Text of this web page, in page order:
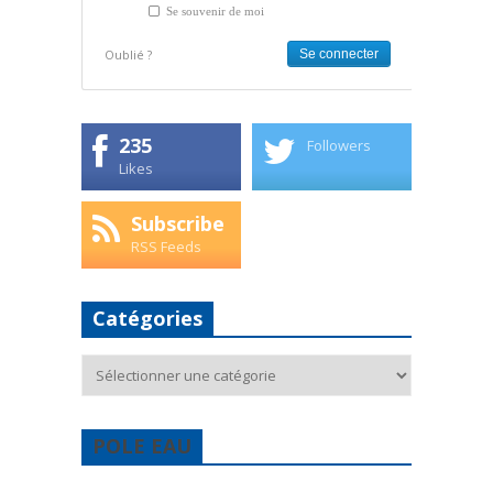
Se souvenir de moi
Oublié ?
235
Likes
Followers
Subscribe
RSS Feeds
Catégories
POLE EAU